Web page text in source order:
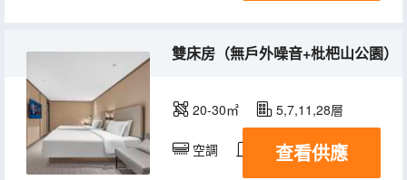
雙床房（無戶外噪音+枇杷山公園）
20-30㎡ 5,7,11,28層
空調 淋浴 電視機
查看供應